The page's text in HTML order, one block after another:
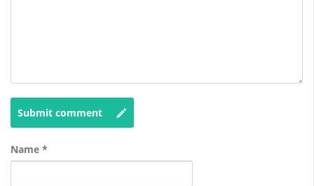
Submit comment
Name *